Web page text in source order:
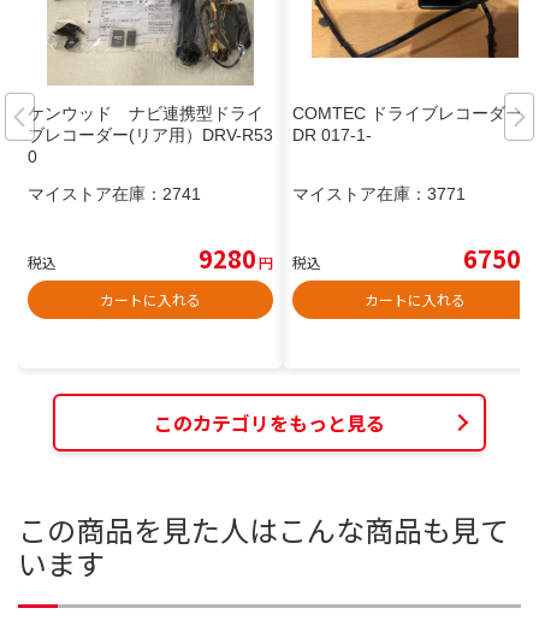
ケンウッド ナビ連携型ドライ
ブレコーダー(リア用）DRV-R53
0
マイストア在庫： 2741
税込 9280円
カートに入れる
COMTEC ドライブレコーダー Z
DR 017-1-
マイストア在庫： 3771
税込 6750
カートに入れる
このカテゴリをもっと見る
この商品を見た人はこんな商品も見て
います